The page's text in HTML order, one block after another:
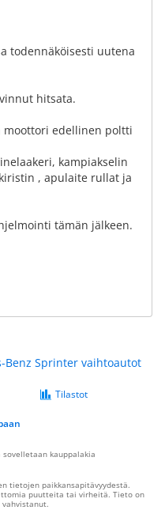
todennäköisesti uutena
hitsata.
moottori edellinen poltti
kampiakselin
, apulaite rullat ja
tämän jälkeen.
Benz Sprinter vaihtoautot
Tilastot
sovelletaan kauppalakia
tietojen paikkansapitävyydestä.
puutteita tai virheitä. Tieto on